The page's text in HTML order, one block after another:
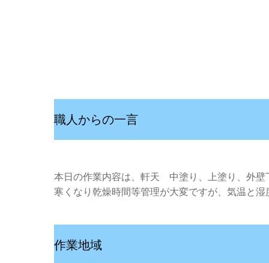
職人からの一言
本日の作業内容は、軒天 中塗り、上塗り、外壁
寒くなり乾燥時間等管理が大変ですが、気温と
作業地域